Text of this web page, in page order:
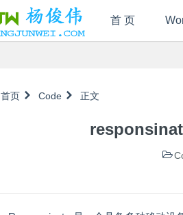
首 页
首页 Code 正文